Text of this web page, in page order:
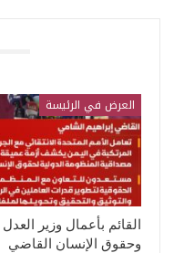
العرض في الرئيسة
القائم بأعمال وزير العدل
وحقوق الإنسان القاضي